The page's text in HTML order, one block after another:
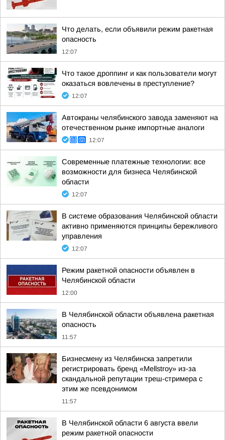
Что делать, если объявили режим ракетная
опасность
12:07
Что такое дроппинг и как пользователи могут
оказаться вовлечены в преступление?
12:07
Автокраны челябинского завода заменяют на
отечественном рынке импортные аналоги
12:07
Современные платежные технологии: все
возможности для бизнеса Челябинской
области
12:07
В системе образования Челябинской области
активно применяются принципы бережливого
управления
12:07
Режим ракетной опасности объявлен в
Челябинской области
12:00
В Челябинской области объявлена ракетная
опасность
11:57
Бизнесмену из Челябинска запретили
регистрировать бренд «Mellstroy» из-за
скандальной репутации треш-стримера с
этим же псевдонимом
11:57
В Челябинской области 6 августа ввели
режим ракетной опасности